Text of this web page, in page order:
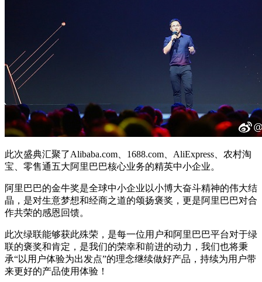
此次盛典汇聚了Alibaba.com、1688.com、AliExpress、农村淘
宝、零售通五大阿里巴巴核心业务的精英中小企业。
阿里巴巴的金牛奖是全球中小企业以小博大奋斗精神的伟大结
晶，是对生意梦想和经商之道的颂扬褒奖，更是阿里巴巴对合
作共荣的感恩回馈。
此次绿联能够获此殊荣，是每一位用户和阿里巴巴平台对于绿
联的褒奖和肯定，是我们的荣幸和前进的动力，我们也将秉
承“以用户体验为出发点”的理念继续做好产品，持续为用户带
来更好的产品使用体验！